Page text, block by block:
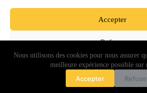
Accepter
Refuser
Voir les préférences
Politique de cookiesPolitique de
Nous utilisons des cookies pour nous assurer
meilleure expérience possible sur
Accepter
Politique de confidentialité
Politique de cookies (UE)